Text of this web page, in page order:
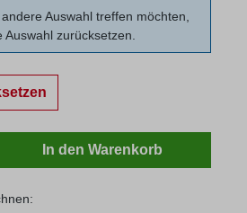
Auswahl treffen möchten,
Auswahl zurücksetzen.
Gib den gewünschten
In den Warenkorb